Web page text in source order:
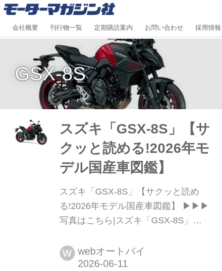
会社概要 刊行物一覧 定期購読案内 お問い合わせ 採用情報
GSX-8S
スズキ「GSX-8S」【サ
クッと読める!2026年モ
デル国産車図鑑】
スズキ「GSX-8S」【サクッと読め
る!2026年モデル国産車図鑑】 ▶▶▶
写真はこちら|スズキ「GSX-8S」
円 全長×全幅×全
高:2115×775×1105mm ホイールベー
W webオートバイ